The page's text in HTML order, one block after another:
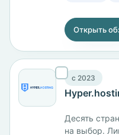
Открыть
c 2023
Десять
на выбор.